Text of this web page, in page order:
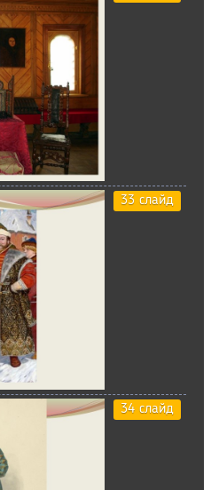
33 слайд
34 слайд